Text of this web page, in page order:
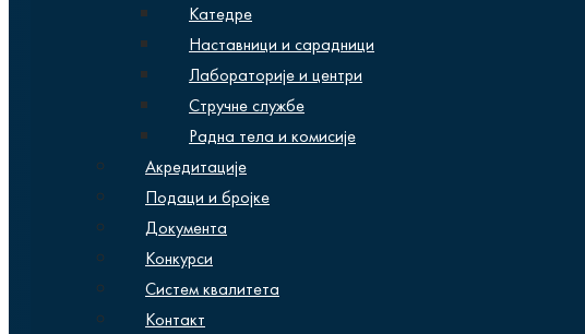
Катедре
Наставници и сарадници
Лабораторије и центри
Стручне службе
Радна тела и комисије
Акредитације
Подаци и бројке
Документа
Конкурси
Систем квалитета
Контакт